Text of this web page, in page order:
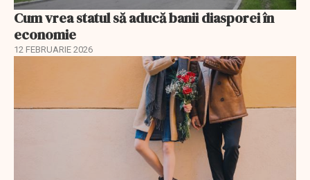
Cum vrea statul să aducă banii diasporei în
economie
12 FEBRUARIE 2026